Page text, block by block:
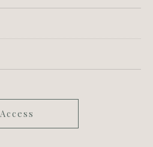
Access